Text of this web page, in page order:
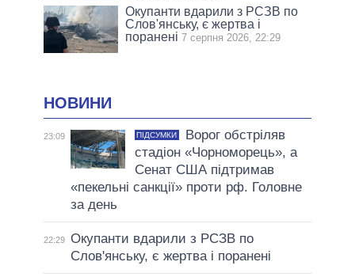
Окупанти вдарили з РСЗВ по
Слов'янську, є жертва і
поранені 7 серпня 2026, 22:29
НОВИНИ
23:09 ПІДСУМКИ
Ворог обстріляв
стадіон «Чорноморець», а
Сенат США підтримав
«пекельні санкції» проти рф. Головне
за день
22:29 Окупанти вдарили з РСЗВ по
Слов'янську, є жертва і поранені